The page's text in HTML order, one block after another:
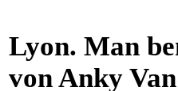
Lyon. Man
von Anky